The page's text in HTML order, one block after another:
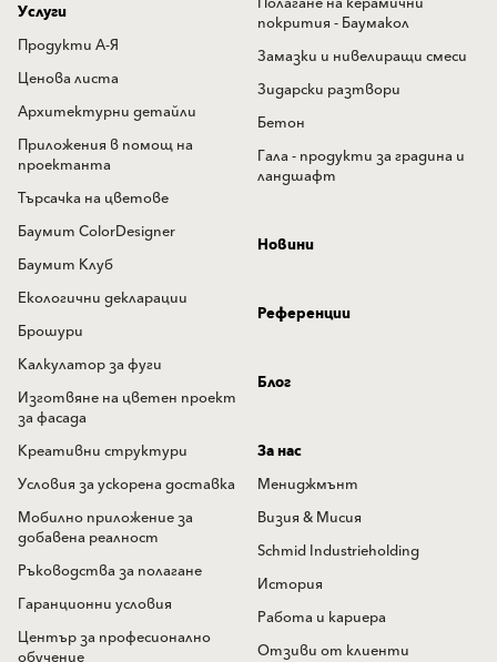
покрития - Баумакол
Замазки и нивелиращи смеси
Зидарски разтвори
Бетон
Гала - продукти за градина и
ландшафт
Услуги
Продукти А-Я
Ценова листа
Архитектурни детайли
Приложения в помощ на
проектанта
Търсачка на цветове
Баумит ColorDesigner
Баумит Клуб
Екологични декларации
Брошури
Калкулатор за фуги
Изготвяне на цветен проект
за фасада
Креативни структури
Условия за ускорена доставка
Мобилно приложение за
добавена реалност
Ръководства за полагане
Гаранционни условия
Център за професионално
Новини
Референции
Блог
За нас
Мениджмънт
Визия & Мисия
Schmid Industrieholding
История
Работа и кариера
Отзиви от клиенти